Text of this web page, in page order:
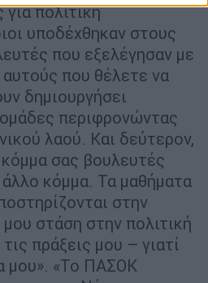
πολιτική
υποδέχθηκαν στους
που εξελέγησαν με
που θέλετε να
δημιουργήσει
περιφρονώντας
λαού. Και δεύτερον,
σας βουλευτές
κόμμα. Τα μαθήματα
στην
στάση στην πολιτική
πράξεις μου – γιατί
μου». «Το ΠΑΣΟΚ